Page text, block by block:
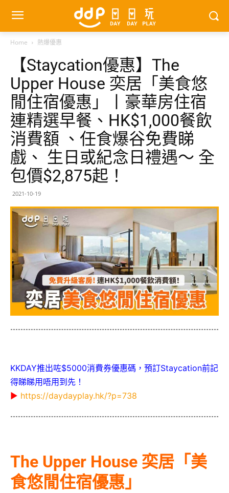
Home 熱爆優惠
【Staycation優惠】The
Upper House 奕居「美食悠
閒住宿優惠」丨豪華房住宿
連精選早餐、HK$1,000餐飲
消費額 、任食爆谷免費睇
戲、 生日或紀念日禮遇～ 全
包價$2,875起！
2021-10-19
KKDAY推出咗$5000消費券優惠碼，預訂Staycation前記
得睇睇用唔用到先！
▶ https://daydayplay.hk/?p=738
The Upper House 奕居「美
食悠閒住宿優惠」